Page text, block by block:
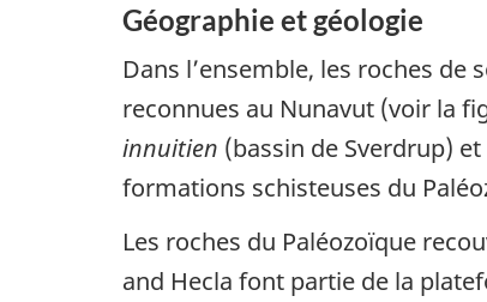
Géographie et géologie
Dans l’ensemble, les roches
reconnues au Nunavut (voir la
innuitien (bassin de Sverdrup) et
formations schisteuses du
Les roches du Paléozoïque
and Hecla font partie de la